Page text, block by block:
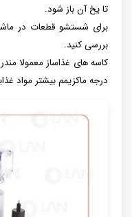
تا یخ آن باز شود.
برای شستشو قطعات در
بررسی کنید.
کاسه های غذاساز معمولا
درجه ماکزیمم بیشتر مواد